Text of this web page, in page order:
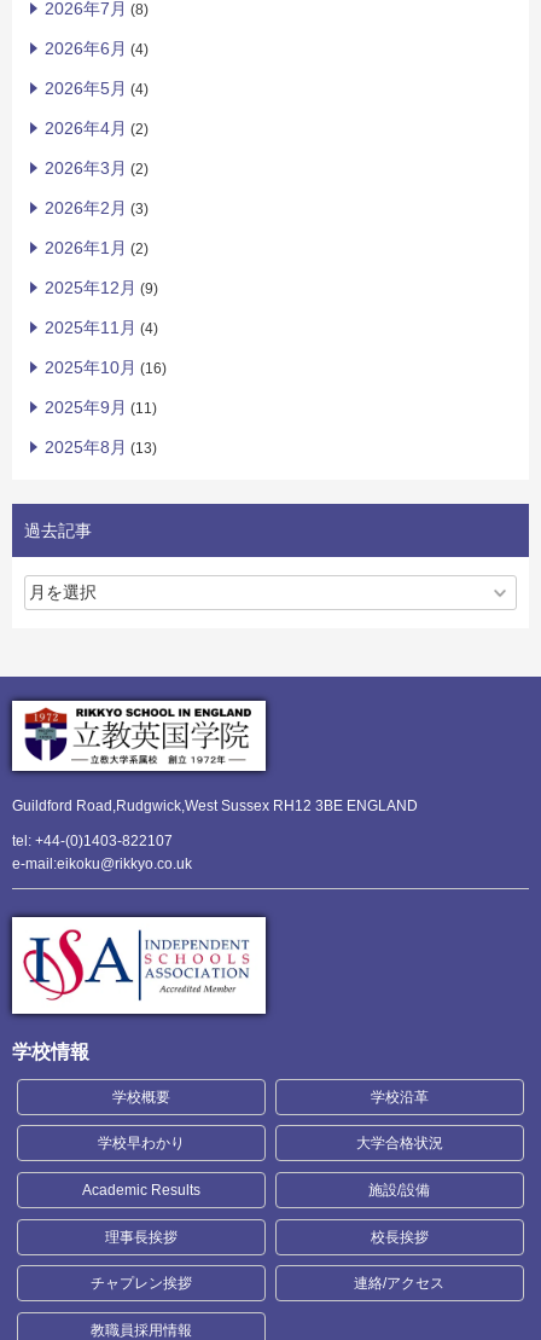
2026年7月 (8)
2026年6月 (4)
2026年5月 (4)
2026年4月 (2)
2026年3月 (2)
2026年2月 (3)
2026年1月 (2)
2025年12月 (9)
2025年11月 (4)
2025年10月 (16)
2025年9月 (11)
2025年8月 (13)
過去記事
Guildford Road,Rudgwick,West Sussex RH12 3BE ENGLAND
tel: +44-(0)1403-822107
e-mail:eikoku@rikkyo.co.uk
学校情報
学校概要 学校沿革
学校早わかり 大学合格状況
Academic Results 施設/設備
理事長挨拶 校長挨拶
チャプレン挨拶 連絡/アクセス
教職員採用情報